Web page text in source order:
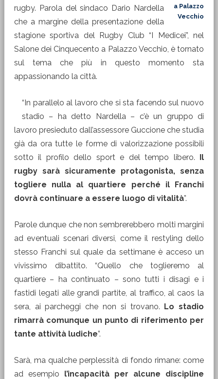
a Palazzo
Vecchio
rugby. Parola del sindaco Dario Nardella
che a margine della presentazione della
stagione sportiva del Rugby Club “I Medicei”, nel
Salone dei Cinquecento a Palazzo Vecchio, è tornato
sul tema che più in questo momento sta
appassionando la città.
“In parallelo al lavoro che si sta facendo sul nuovo
stadio – ha detto Nardella – c’è un gruppo di
lavoro presieduto dall’assessore Guccione che studia
già da ora tutte le forme di valorizzazione possibili
sotto il profilo dello sport e del tempo libero. Il
rugby sarà sicuramente protagonista, senza
togliere nulla al quartiere perché il Franchi
dovrà continuare a essere luogo di vitalità”.
Parole dunque che non sembrerebbero molti margini
ad eventuali scenari diversi, come il restyling dello
stesso Franchi sul quale da settimane è acceso un
vivissimo dibattito. “Quello che toglieremo al
quartiere – ha continuato – sono tutti i disagi e i
fastidi legati alle grandi partite, al traffico, al caos la
sera, ai parcheggi che non si trovano. Lo stadio
rimarrà comunque un punto di riferimento per
tante attività ludiche”.
Sarà, ma qualche perplessità di fondo rimane: come
ad esempio l’incapacità per alcune discipline